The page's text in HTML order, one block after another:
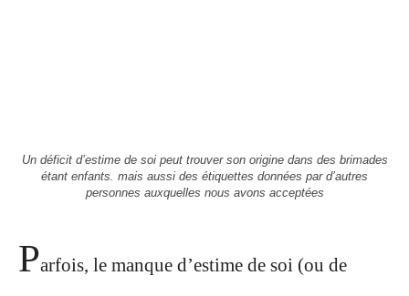
Un déficit d’estime de soi peut trouver son origine dans des brimades
étant enfants. mais aussi des étiquettes données par d’autres
personnes auxquelles nous avons acceptées
Parfois, le manque d’estime de soi (ou de